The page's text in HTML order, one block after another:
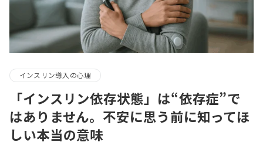
インスリン導入の心理
「インスリン依存状態」は“依存症”で
はありません。不安に思う前に知ってほ
しい本当の意味